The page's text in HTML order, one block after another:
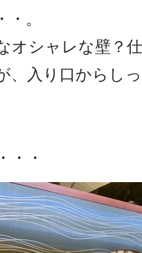
。
オシャレな壁？
、入り口からし
・・